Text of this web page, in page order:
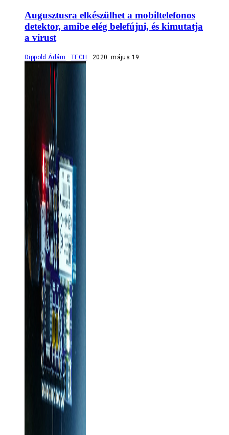
Augusztusra elkészülhet a mobiltelefonos
detektor, amibe elég belefújni, és kimutatja
a vírust
Dippold Ádám TECH 2020. május 19.